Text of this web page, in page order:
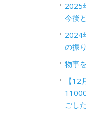
2025
今後
2024
の振
物事
【
ごし